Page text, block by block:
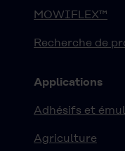
MOWIFLEX™
Recherche de
Applications
Adhésifs et
Agriculture